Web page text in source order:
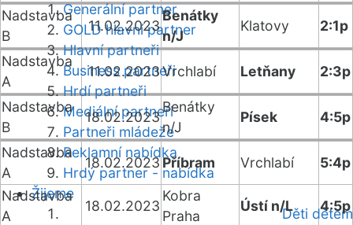
Generální partner
GOLD hlavní partner
Hlavní partneři
Business partneři
Hrdí partneři
Mediální partneři
Partneři mládeže
Reklamní nabídka
Hrdý partner - nabídka
Žijeme
Děti dětem
Nadstavba
B
11.02.2023
Benátky
n/J
Klatovy 2:1p
Nadstavba
A
11.02.2023Vrchlabí Letňany 2:3p
Nadstavba
B
18.02.2023
Benátky
n/J
Písek 4:5p
Nadstavba
A
18.02.2023Příbram Vrchlabí
5:4p
Nadstavba
A
18.02.2023
Kobra
Praha
Ústí n/L 4:5p